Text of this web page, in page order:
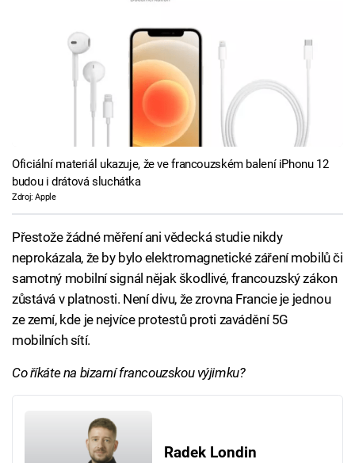
Oficiální materiál ukazuje, že ve francouzském balení iPhonu 12
budou i drátová sluchátka
Zdroj: Apple
Přestože žádné měření ani vědecká studie nikdy
neprokázala, že by bylo elektromagnetické záření mobilů či
samotný mobilní signál nějak škodlivé, francouzský zákon
zůstává v platnosti. Není divu, že zrovna Francie je jednou
ze zemí, kde je nejvíce protestů proti zavádění 5G
mobilních sítí.
Co říkáte na bizarní francouzskou výjimku?
Radek Londin